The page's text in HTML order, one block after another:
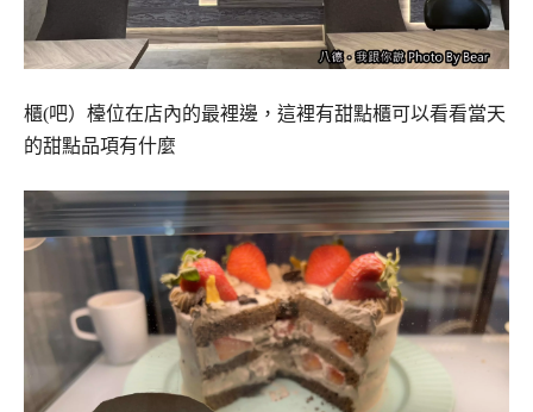
櫃(吧）檯位在店內的最裡邊，這裡有甜點櫃可以看看當天
的甜點品項有什麼